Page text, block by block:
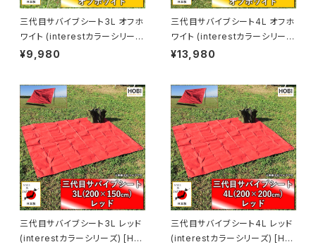
三代目サバイブシート3L オフホ
ワイト (interestカラーシリー
ズ) [HOBI]【日本製】極軽上質
量 マルチシート 頑丈ハトメ×4
キャンプ アウトドア レジャー マ
ット 海 ビーチ おしゃれ 白 [MA
DE IN JAPAN]
¥9,980
三代目サバイブシート4L オフホ
ワイト (interestカラーシリー
ズ) [HOBI]【日本製】極軽上質
チシート 頑丈ハトメ×4 キャンプ
アウトドア レジャー マット 海 ビ
ーチ おしゃれ 白 [MADE IN JA
PAN]
¥13,980
三代目サバイブシート3L レッド
(interestカラーシリーズ) [HO
三代目サバイブシート4L レッド
(interestカラーシリーズ) [HO